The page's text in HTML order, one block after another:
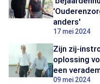
anders'
17 mei 2024
Zijn zij-
oplossing
een
09 mei 2024